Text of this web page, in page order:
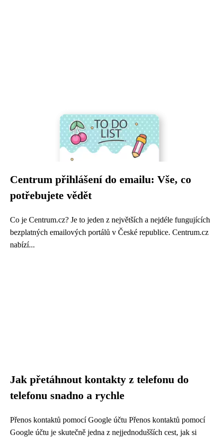
Centrum přihlášení do emailu: Vše, co
potřebujete vědět
Co je Centrum.cz? Je to jeden z největších a nejdéle fungujících
bezplatných emailových portálů v České republice. Centrum.cz
nabízí...
Jak přetáhnout kontakty z telefonu do
telefonu snadno a rychle
Přenos kontaktů pomocí Google účtu Přenos kontaktů pomocí
Google účtu je skutečně jedna z nejjednodušších cest, jak si